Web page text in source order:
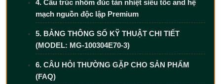
4. Cấu trúc nhôm đúc tản nhiệt siêu tốc and hệ
mạch nguồn độc lập Premium
5. BẢNG THÔNG SỐ KỸ THUẬT CHI TIẾT
(MODEL: MG-100304E70-3)
6. CÂU HỎI THƯỜNG GẶP CHO SẢN PHẨM
(FAQ)